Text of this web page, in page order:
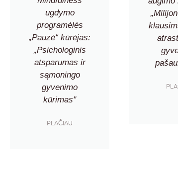
ugdymo
programėlės
„Pauzė“ kūrėjas:
„Psichologinis
atsparumas ir
sąmoningo
gyvenimo
kūrimas"
PLAČIAU